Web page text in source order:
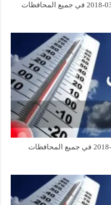
حالة الطقس اليوم الخميس 15-03-2018 في جميع المحافظات
حالة الطقس اليوم الاثنين 12-03-2018 في جميع المحافظات